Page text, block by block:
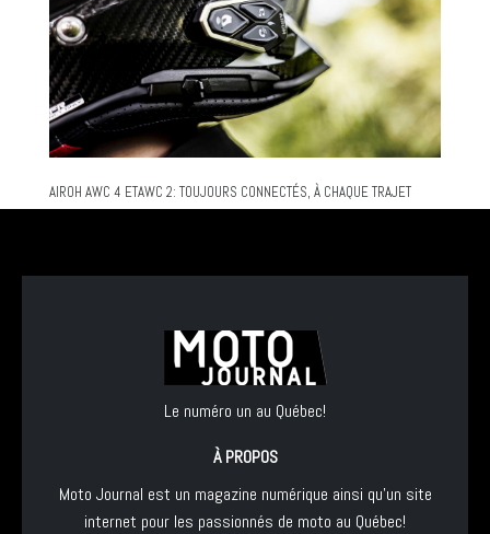
AIROH AWC 4 ETAWC 2: TOUJOURS CONNECTÉS, À CHAQUE TRAJET
Le numéro un au Québec!
À PROPOS
Moto Journal est un magazine numérique ainsi qu'un site
internet pour les passionnés de moto au Québec!